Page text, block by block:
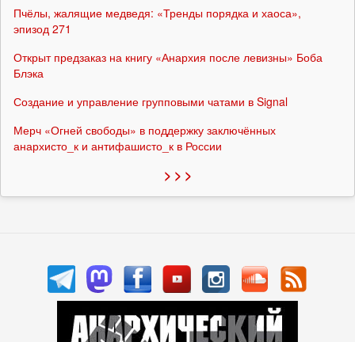
Пчёлы, жалящие медведя: «Тренды порядка и хаоса»,
эпизод 271
Открыт предзаказ на книгу «Анархия после левизны» Боба
Блэка
Создание и управление групповыми чатами в Signal
Мерч «Огней свободы» в поддержку заключённых
анархисто_к и антифашисто_к в России
> > >